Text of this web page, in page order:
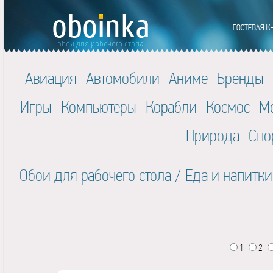
Авиация Автомобили Аниме Бренды
Игры Компьютеры Корабли Космос
Природа
Обои для рабочего стола / Еда и напитки
1 2